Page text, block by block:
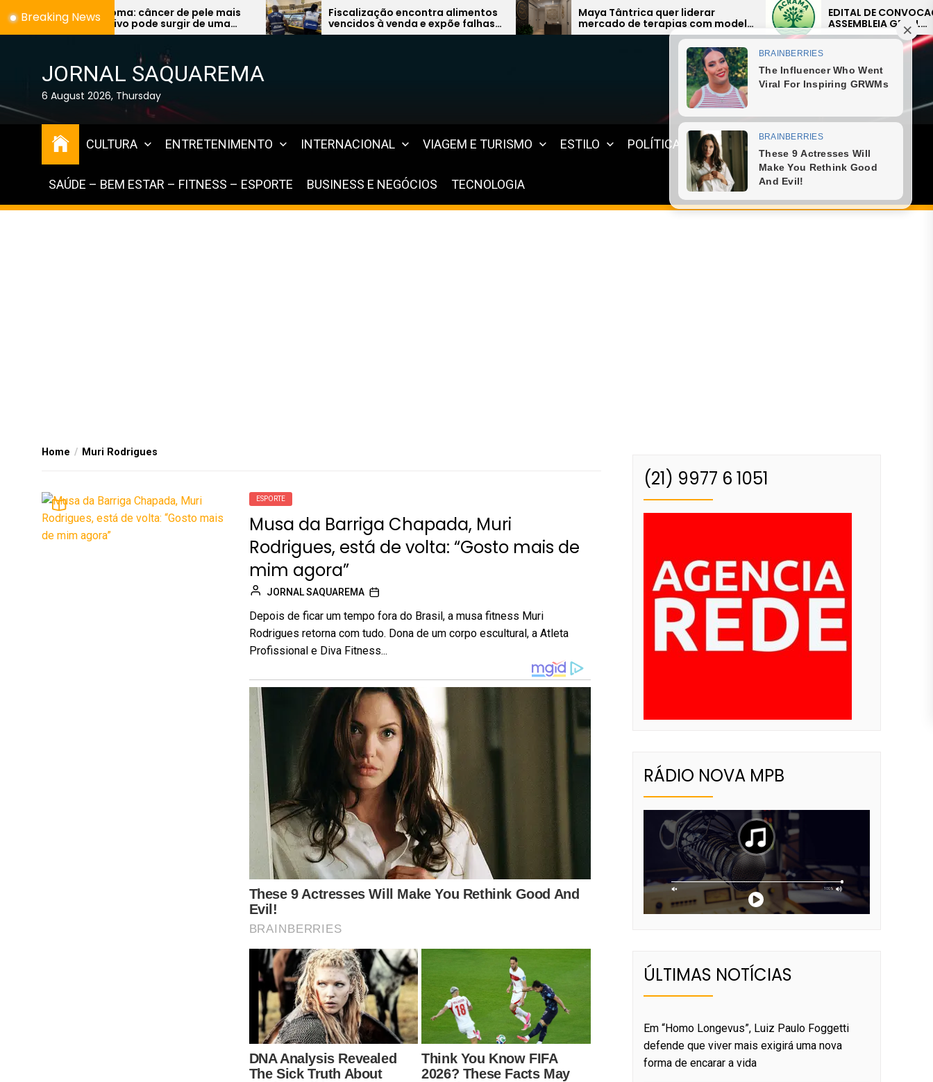
to
Breaking News
câncer de pele mais
surgir de uma
e preocupa
Fiscalização encontra alimentos
vencidos à venda e expõe falhas
graves na Região dos Lagos
Maya Tântrica quer liderar
mercado de terapias com modelo
inovador
EDITAL DE CONVOCAÇÃO –
ASSEMBLEIA GERAL
EXTRAORDINÁRIA
JORNAL SAQUAREMA
6 August 2026, Thursday
Menu
CULTURA ENTRETENIMENTO INTERNACIONAL VIAGEM E TURISMO ESTILO POLÍTICA GASTRONOMIA ESPORTE
SAÚDE – BEM ESTAR – FITNESS – ESPORTE BUSINESS E NEGÓCIOS TECNOLOGIA
Home Muri Rodrigues
ESPORTE
Musa da Barriga Chapada, Muri
Rodrigues, está de volta: “Gosto mais de
mim agora”
JORNAL SAQUAREMA
Depois de ficar um tempo fora do Brasil, a musa fitness Muri
Rodrigues retorna com tudo. Dona de um corpo escultural, a Atleta
Profissional e Diva Fitness...
(21) 9977 6 1051
RÁDIO NOVA MPB
ÚLTIMAS NOTÍCIAS
Em “Homo Longevus”, Luiz Paulo Foggetti
defende que viver mais exigirá uma nova
forma de encarar a vida